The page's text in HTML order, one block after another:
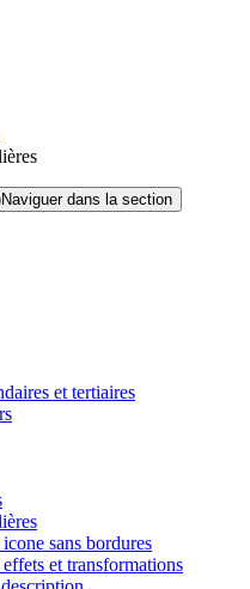
Naviguer dans la section
et tertiaires
sans bordures
et transformations